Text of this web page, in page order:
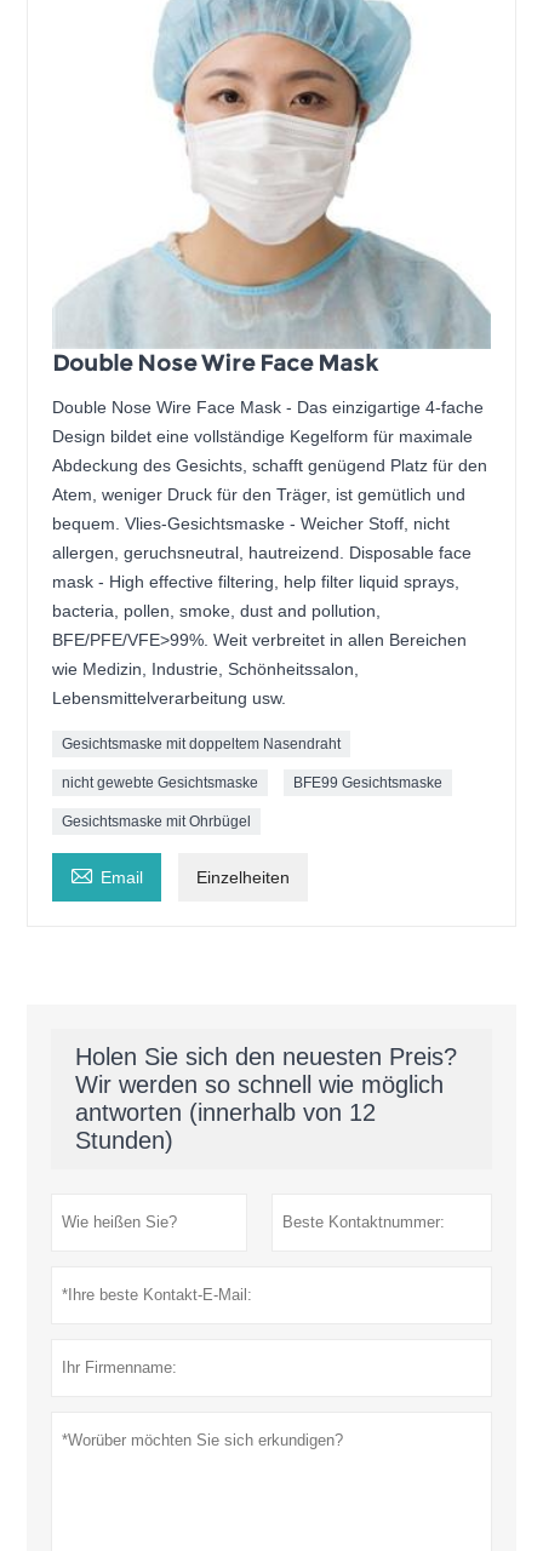
Double Nose Wire Face Mask
Double Nose Wire Face Mask - Das einzigartige 4-fache
Design bildet eine vollständige Kegelform für maximale
Abdeckung des Gesichts, schafft genügend Platz für den
Atem, weniger Druck für den Träger, ist gemütlich und
bequem. Vlies-Gesichtsmaske - Weicher Stoff, nicht
allergen, geruchsneutral, hautreizend. Disposable face
mask - High effective filtering, help filter liquid sprays,
bacteria, pollen, smoke, dust and pollution,
BFE/PFE/VFE>99%. Weit verbreitet in allen Bereichen
wie Medizin, Industrie, Schönheitssalon,
Lebensmittelverarbeitung usw.
Gesichtsmaske mit doppeltem Nasendraht
nicht gewebte Gesichtsmaske BFE99 Gesichtsmaske
Gesichtsmaske mit Ohrbügel
 Email Einzelheiten
Holen Sie sich den neuesten Preis?
Wir werden so schnell wie möglich
antworten (innerhalb von 12
Stunden)